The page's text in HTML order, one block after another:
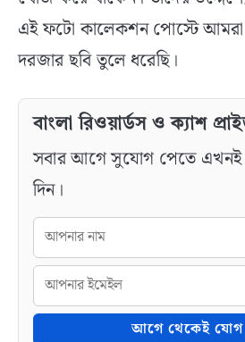
এই ফটো কালেকশন পোস্টে আমরা
দরজার ছবি তুলে ধরেছি।
বাংলা রিওয়ার্ডস ও ক্যাশ
সবার আগে সুযোগ পেতে এখনই
দিন।
আগে থেকেই যোগ